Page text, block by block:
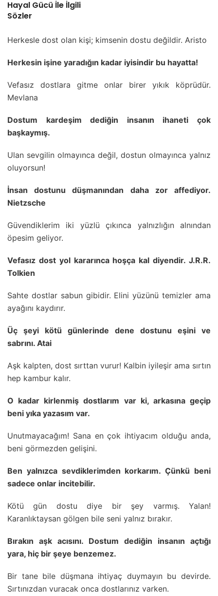
Hayal Gücü İle İlgili
Sözler
Herkesle dost olan kişi; kimsenin dostu değildir. Aristo
Herkesin işine yaradığın kadar iyisindir bu hayatta!
Vefasız dostlara gitme onlar birer yıkık köprüdür.
Mevlana
Dostum kardeşim dediğin insanın ihaneti çok
başkaymış.
Ulan sevgilin olmayınca değil, dostun olmayınca yalnız
oluyorsun!
İnsan dostunu düşmanından daha zor affediyor.
Nietzsche
Güvendiklerim iki yüzlü çıkınca yalnızlığın alnından
öpesim geliyor.
Vefasız dost yol kararınca hoşça kal diyendir. J.R.R.
Tolkien
Sahte dostlar sabun gibidir. Elini yüzünü temizler ama
ayağını kaydırır.
Üç şeyi kötü günlerinde dene dostunu eşini ve
sabrını. Atai
Aşk kalpten, dost sırttan vurur! Kalbin iyileşir ama sırtın
hep kambur kalır.
O kadar kirlenmiş dostlarım var ki, arkasına geçip
beni yıka yazasım var.
Unutmayacağım! Sana en çok ihtiyacım olduğu anda,
beni görmezden gelişini.
Ben yalnızca sevdiklerimden korkarım. Çünkü beni
sadece onlar incitebilir.
Kötü gün dostu diye bir şey varmış. Yalan!
Karanlıktaysan gölgen bile seni yalnız bırakır.
Bırakın aşk acısını. Dostum dediğin insanın açtığı
yara, hiç bir şeye benzemez.
Bir tane bile düşmana ihtiyaç duymayın bu devirde.
Sırtınızdan vuracak onca dostlarınız varken.